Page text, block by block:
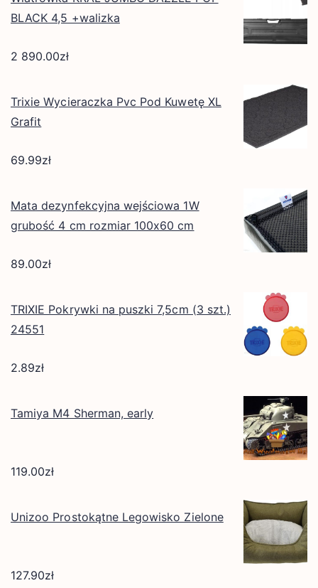
BLACK 4,5 +walizka
2 890.00zł
Trixie Wycieraczka Pvc Pod Kuwetę XL
Grafit
69.99zł
Mata dezynfekcyjna wejściowa 1W
grubość 4 cm rozmiar 100x60 cm
89.00zł
TRIXIE Pokrywki na puszki 7,5cm (3 szt.)
24551
2.89zł
Tamiya M4 Sherman, early
119.00zł
Unizoo Prostokątne Legowisko Zielone
127.90zł